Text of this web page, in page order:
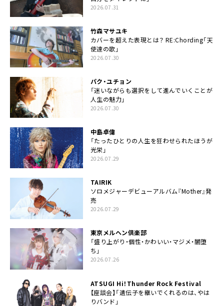
2026.07.31
竹森マサユキ
カバーを超えた表現とは？ RE:Chording「天
使達の歌」
2026.07.30
パク・ユチョン
「迷いながらも選択をして進んでいくことが
人生の魅力」
2026.07.30
中島卓偉
「たったひとりの人生を狂わせられたほうが
光栄」
2026.07.29
TAIRIK
ソロメジャーデビューアルバム『Mother』発
売
2026.07.29
東京メルヘン倶楽部
「盛り上がり・個性・かわいい・マジメ・闇堕
ち」
2026.07.26
ATSUGI Hi！Thunder Rock Festival
【座談会】「遺伝子を継いでくれるのは、やは
りバンド」